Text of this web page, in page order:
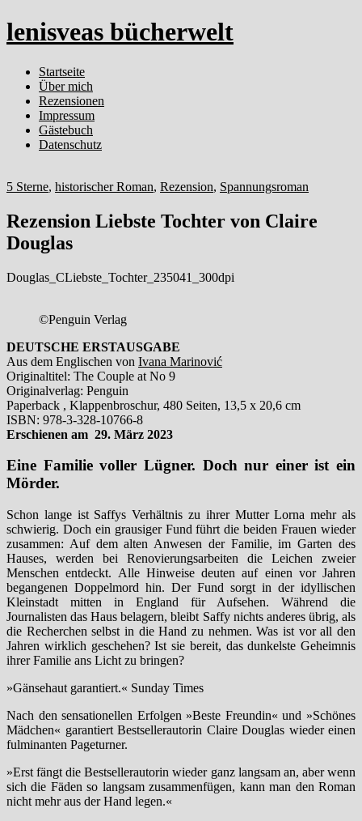
lenisveas bücherwelt
Startseite
Über mich
Rezensionen
Impressum
Gästebuch
Datenschutz
5 Sterne, historischer Roman, Rezension, Spannungsroman
Rezension Liebste Tochter von Claire
Douglas
Douglas_CLiebste_Tochter_235041_300dpi
©Penguin Verlag
DEUTSCHE ERSTAUSGABE
Aus dem Englischen von Ivana Marinović
Originaltitel: The Couple at No 9
Originalverlag: Penguin
Paperback , Klappenbroschur, 480 Seiten, 13,5 x 20,6 cm
ISBN: 978-3-328-10766-8
Erschienen am 29. März 2023
Eine Familie voller Lügner. Doch nur einer ist ein
Mörder.
Schon lange ist Saffys Verhältnis zu ihrer Mutter Lorna mehr als
schwierig. Doch ein grausiger Fund führt die beiden Frauen wieder
zusammen: Auf dem alten Anwesen der Familie, im Garten des
Hauses, werden bei Renovierungsarbeiten die Leichen zweier
Menschen entdeckt. Alle Hinweise deuten auf einen vor Jahren
begangenen Doppelmord hin. Der Fund sorgt in der idyllischen
Kleinstadt mitten in England für Aufsehen. Während die
Journalisten das Haus belagern, bleibt Saffy nichts anderes übrig, als
die Recherchen selbst in die Hand zu nehmen. Was ist vor all den
Jahren wirklich geschehen? Ist sie bereit, das dunkelste Geheimnis
ihrer Familie ans Licht zu bringen?
»Gänsehaut garantiert.« Sunday Times
Nach den sensationellen Erfolgen »Beste Freundin« und »Schönes
Mädchen« garantiert Bestsellerautorin Claire Douglas wieder einen
fulminanten Pageturner.
»Erst fängt die Bestsellerautorin wieder ganz langsam an, aber wenn
sich die Fäden so langsam zusammenfügen, kann man den Roman
nicht mehr aus der Hand legen.«